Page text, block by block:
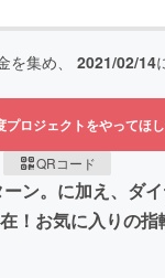
を集め、 2021/02/14
プロジェクトをやってほ
QRコード
ン。に加え、ダ
お気に入りの